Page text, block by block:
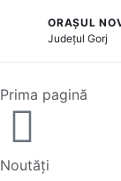
ORAȘUL
JudețulGorj
Prima pagină
Noutăți